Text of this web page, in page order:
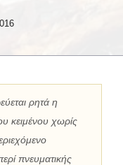
ρητά η
κειμένου χωρίς
πνευματικής